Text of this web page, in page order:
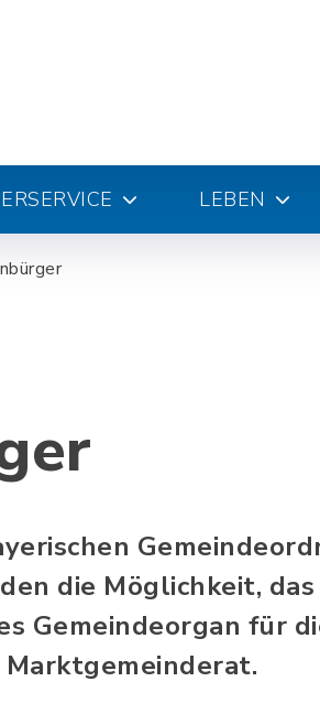
LEBEN
die Möglichkeit,
Gemeindeorgan für